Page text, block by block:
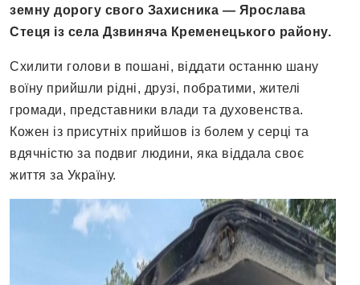
земну дорогу свого Захисника — Ярослава
Стеця із села Дзвиняча Кременецького району.
Схилити голови в пошані, віддати останню шану
воїну прийшли рідні, друзі, побратими, жителі
громади, представники влади та духовенства.
Кожен із присутніх прийшов із болем у серці та
вдячністю за подвиг людини, яка віддала своє
життя за Україну.